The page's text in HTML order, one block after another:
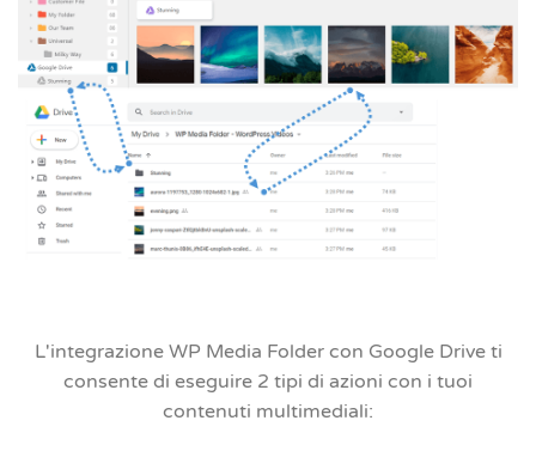
L'integrazione WP Media Folder con Google Drive ti
consente di eseguire 2 tipi di azioni con i tuoi
contenuti multimediali: